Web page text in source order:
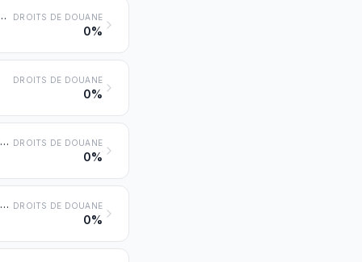
produire à la fois de l'eau chaude et de la vapeur à basse pression; chaudières dites « à eau surchauffée » DROITS DE DOUANE
0%
DROITS DE DOUANE
0%
Appareils auxiliaires pour chaudières des nos 8402 ou 8403 (économiseurs, surchauffeurs, appareils de ramonage ou de récupération des gaz, par exemple); condenseurs pour machines à vapeur DROITS DE DOUANE
0%
Générateurs de gaz à l'air ou de gaz à l'eau, avec ou sans leurs épurateurs; générateurs d'acétylène et générateurs similaires de gaz, par procédé à l'eau, avec ou sans leurs épurateurs DROITS DE DOUANE
0%